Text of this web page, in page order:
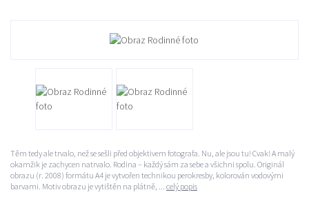
Těm tedy ale trvalo, než se sešli před objektivem fotografa. Nu, ale jsou tu! Cvak! A malý
okamžik je zachycen natrvalo. Rodina – každý sám za sebe a všichni spolu. Originál
obrazu (r. 2008) formátu A4 je vytvořen technikou perokresby, kolorován vodovými
barvami. Motiv obrazu je vytištěn na plátně, ... celý popis